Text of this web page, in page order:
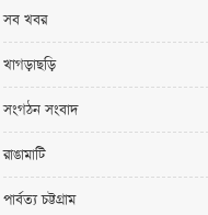
সব খবর
খাগড়াছড়ি
সংগঠন সংবাদ
রাঙামাটি
পার্বত্য চট্টগ্রাম